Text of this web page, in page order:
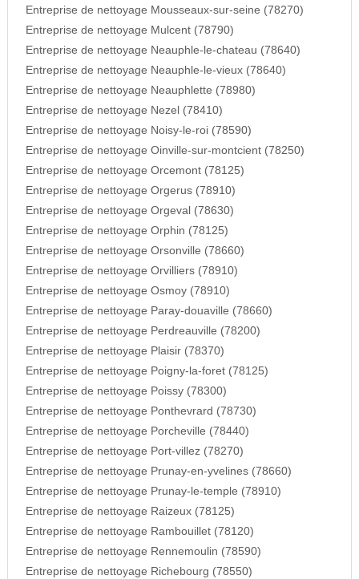
Entreprise de nettoyage Mousseaux-sur-seine (78270)
Entreprise de nettoyage Mulcent (78790)
Entreprise de nettoyage Neauphle-le-chateau (78640)
Entreprise de nettoyage Neauphle-le-vieux (78640)
Entreprise de nettoyage Neauphlette (78980)
Entreprise de nettoyage Nezel (78410)
Entreprise de nettoyage Noisy-le-roi (78590)
Entreprise de nettoyage Oinville-sur-montcient (78250)
Entreprise de nettoyage Orcemont (78125)
Entreprise de nettoyage Orgerus (78910)
Entreprise de nettoyage Orgeval (78630)
Entreprise de nettoyage Orphin (78125)
Entreprise de nettoyage Orsonville (78660)
Entreprise de nettoyage Orvilliers (78910)
Entreprise de nettoyage Osmoy (78910)
Entreprise de nettoyage Paray-douaville (78660)
Entreprise de nettoyage Perdreauville (78200)
Entreprise de nettoyage Plaisir (78370)
Entreprise de nettoyage Poigny-la-foret (78125)
Entreprise de nettoyage Poissy (78300)
Entreprise de nettoyage Ponthevrard (78730)
Entreprise de nettoyage Porcheville (78440)
Entreprise de nettoyage Port-villez (78270)
Entreprise de nettoyage Prunay-en-yvelines (78660)
Entreprise de nettoyage Prunay-le-temple (78910)
Entreprise de nettoyage Raizeux (78125)
Entreprise de nettoyage Rambouillet (78120)
Entreprise de nettoyage Rennemoulin (78590)
Entreprise de nettoyage Richebourg (78550)